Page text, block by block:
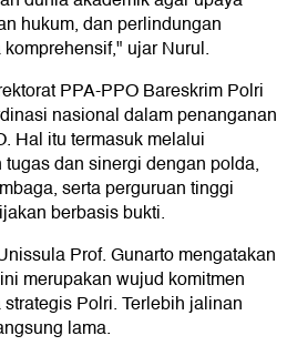
hukum, dan perlindungan
ujar Nurul.
PPA-PPO Bareskrim Polri
nasional dalam penanganan
Hal itu termasuk melalui
dan sinergi dengan polda,
serta perguruan tinggi
berbasis bukti.
Prof. Gunarto mengatakan
merupakan wujud komitmen
Polri. Terlebih jalinan
lama.